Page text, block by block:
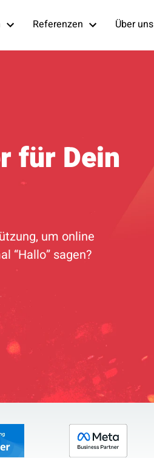
Referenzen Über uns
für Dein
um online
“Hallo” sagen?